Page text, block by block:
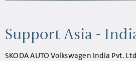
Support Asia -
SKODA AUTO Volkswagen India Pvt.